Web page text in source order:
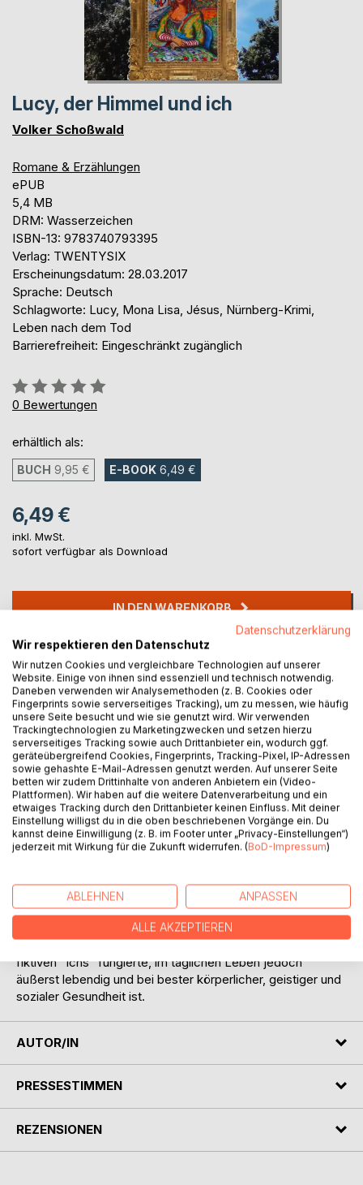
Lucy, der Himmel und ich
Volker Schoßwald
Romane & Erzählungen
ePUB
5,4 MB
DRM: Wasserzeichen
ISBN-13: 9783740793395
Verlag: TWENTYSIX
Erscheinungsdatum: 28.03.2017
Sprache: Deutsch
Schlagworte: Lucy, Mona Lisa, Jésus, Nürnberg-Krimi,
Leben nach dem Tod
Barrierefreiheit: Eingeschränkt zugänglich
Bewertung::
0%
0 Bewertungen
erhältlich als:
BUCH 9,95 € E-BOOK 6,49 €
6,49 €
inkl. MwSt.
sofort verfügbar als Download
IN DEN WARENKORB
Auf die Merkliste
Titel bewerten
BESCHREIBUNG
Ein Unfall befördert einen Mann vom Diesseits ins Jenseits.
es auch nach dem Tod noch Liebesgeschichten gibt:
Heiter, hundertprozentig fiktiv und von dem Verewigten
selbst diktiert. Der Ghostwriter aus Ghostenhof legt Wert
auf die Feststellung, dass er lediglich als Schreiber eines
fiktiven "Ichs" fungierte, im täglichen Leben jedoch
äußerst lebendig und bei bester körperlicher, geistiger und
sozialer Gesundheit ist.
AUTOR/IN
PRESSESTIMMEN
REZENSIONEN
Datenschutzerklärung
Wir respektieren den Datenschutz
Wir nutzen Cookies und vergleichbare Technologien auf unserer
Website. Einige von ihnen sind essenziell und technisch notwendig.
Daneben verwenden wir Analysemethoden (z. B. Cookies oder
Fingerprints sowie serverseitiges Tracking), um zu messen, wie häufig
unsere Seite besucht und wie sie genutzt wird. Wir verwenden
Trackingtechnologien zu Marketingzwecken und setzen hierzu
serverseitiges Tracking sowie auch Drittanbieter ein, wodurch ggf.
geräteübergreifend Cookies, Fingerprints, Tracking-Pixel, IP-Adressen
sowie gehashte E-Mail-Adressen genutzt werden. Auf unserer Seite
betten wir zudem Drittinhalte von anderen Anbietern ein (Video-
Plattformen). Wir haben auf die weitere Datenverarbeitung und ein
etwaiges Tracking durch den Drittanbieter keinen Einfluss. Mit deiner
Einstellung willigst du in die oben beschriebenen Vorgänge ein. Du
kannst deine Einwilligung (z. B. im Footer unter „Privacy-Einstellungen“)
jederzeit mit Wirkung für die Zukunft widerrufen. (BoD-Impressum)
ABLEHNEN ANPASSEN
ALLE AKZEPTIEREN